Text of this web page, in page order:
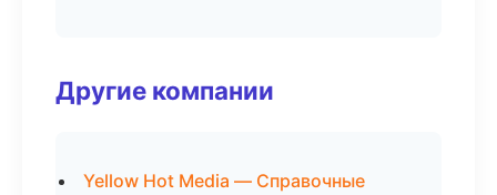
Другие компании
Yellow Hot Media — Справочные